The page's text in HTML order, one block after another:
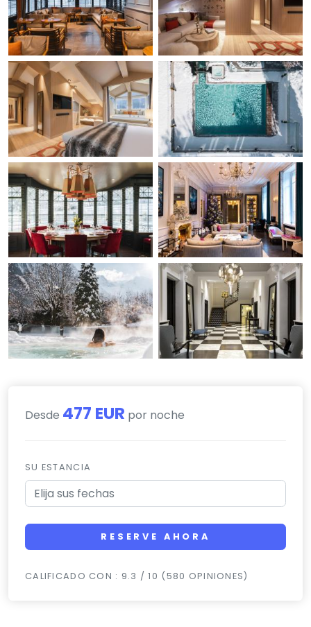
Desde 477 EUR por noche
SU ESTANCIA
RESERVE AHORA
CALIFICADO CON : 9.3 / 10 (580 OPINIONES)